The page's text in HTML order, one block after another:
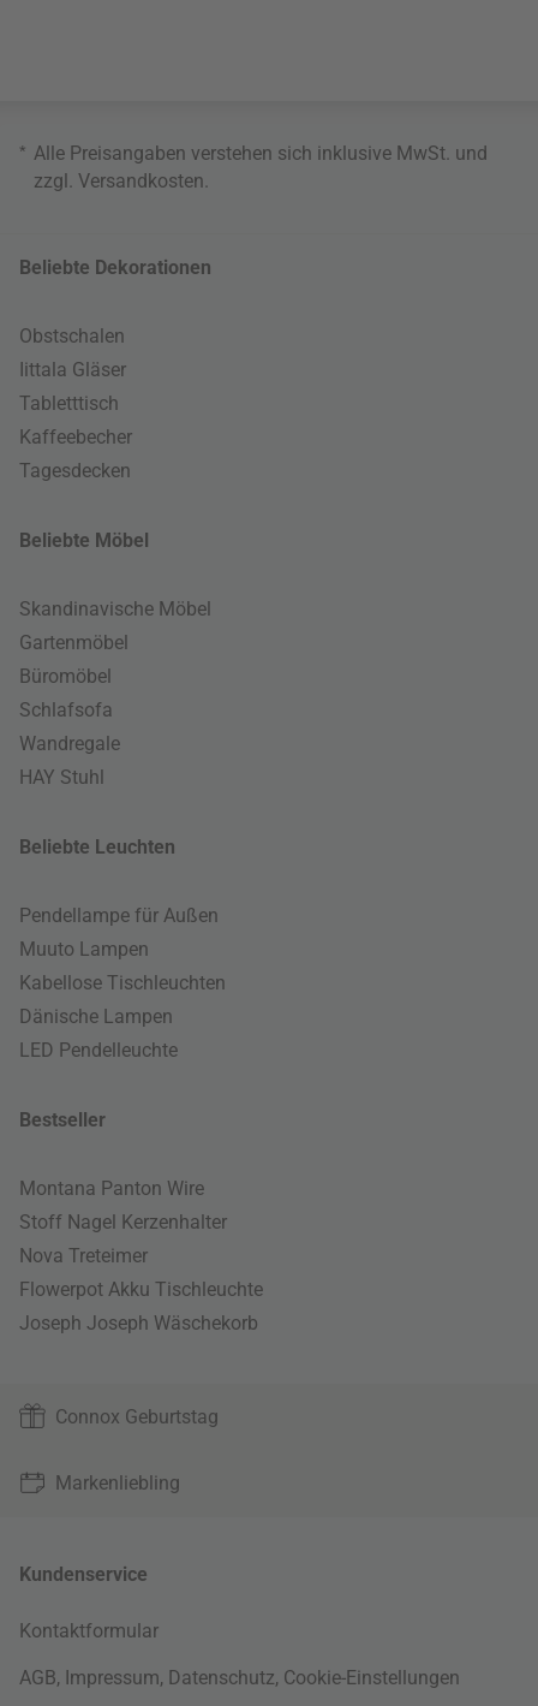
* Alle Preisangaben verstehen sich inklusive MwSt. und
zzgl. Versandkosten
Beliebte Dekorationen
Obstschalen
Iittala Gläser
Tabletttisch
Kaffeebecher
Tagesdecken
Beliebte Möbel
Skandinavische Möbel
Gartenmöbel
Büromöbel
Schlafsofa
Wandregale
HAY Stuhl
Beliebte Leuchten
Pendellampe für Außen
Muuto Lampen
Kabellose Tischleuchten
Dänische Lampen
LED Pendelleuchte
Bestseller
Montana Panton Wire
Stoff Nagel Kerzenhalter
Nova Treteimer
Flowerpot Akku Tischleuchte
Joseph Joseph Wäschekorb
Connox Geburtstag
Markenliebling
Kundenservice
Kontaktformular
AGB, Impressum, Datenschutz, Cookie-Einstellungen